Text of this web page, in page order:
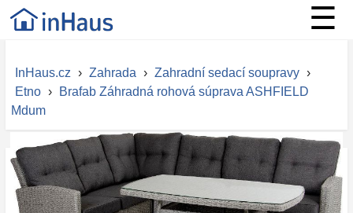
☰
InHaus.cz › Zahrada › Zahradní sedací soupravy ›
Etno ›
Brafab Záhradná rohová súprava ASHFIELD
Mdum